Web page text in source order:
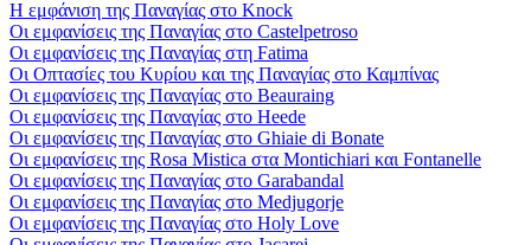
Η εμφάνιση της Παναγίας στο Knock
Οι εμφανίσεις της Παναγίας στο Castelpetroso
Οι εμφανίσεις της Παναγίας στη Fatima
Οι Οπτασίες του Κυρίου και της Παναγίας στο Καμπίνας
Οι εμφανίσεις της Παναγίας στο Beauraing
Οι εμφανίσεις της Παναγίας στο Heede
Οι εμφανίσεις της Παναγίας στο Ghiaie di Bonate
Οι εμφανίσεις της Rosa Mistica στα Montichiari και Fontanelle
Οι εμφανίσεις της Παναγίας στο Garabandal
Οι εμφανίσεις της Παναγίας στο Medjugorje
Οι εμφανίσεις της Παναγίας στο Holy Love